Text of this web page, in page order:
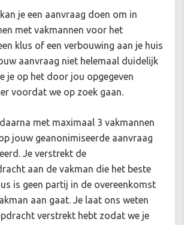
je een aanvraag doen om in
met vakmannen voor het
klus of een verbouwing aan je huis
aanvraag niet helemaal duidelijk
je op het door jou opgegeven
voordat we op zoek gaan.
met maximaal 3 vakmannen
jouw geanonimiseerde aanvraag
Je verstrekt de
aan de vakman die het beste
is geen partij in de overeenkomst
aan gaat. Je laat ons weten
verstrekt hebt zodat we je